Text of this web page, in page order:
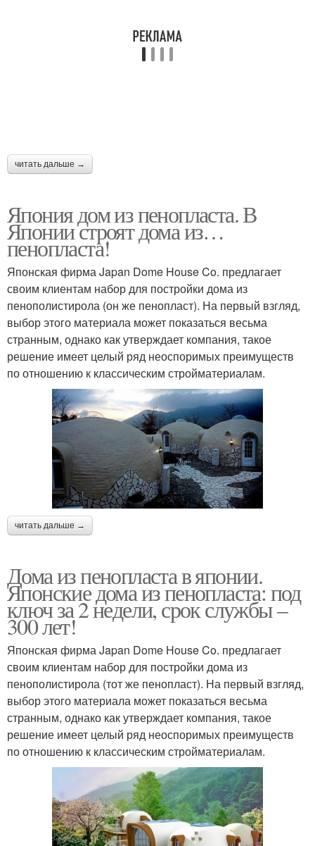
читать дальше →
Япония дом из пенопласта. В
Японии строят дома из…
пенопласта!
Японская фирма Japan Dome House Co. предлагает
своим клиентам набор для постройки дома из
пенополистирола (он же пенопласт). На первый взгляд,
выбор этого материала может показаться весьма
странным, однако как утверждает компания, такое
решение имеет целый ряд неоспоримых преимуществ
по отношению к классическим стройматериалам.
читать дальше →
Дома из пенопласта в японии.
Японские дома из пенопласта: под
ключ за 2 недели, срок службы –
300 лет!
Японская фирма Japan Dome House Co. предлагает
своим клиентам набор для постройки дома из
пенополистирола (тот же пенопласт). На первый взгляд,
выбор этого материала может показаться весьма
странным, однако как утверждает компания, такое
решение имеет целый ряд неоспоримых преимуществ
по отношению к классическим стройматериалам.